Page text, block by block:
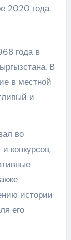
2020 года.
года в
В
в местной
и
во
конкурсов,
истории
его